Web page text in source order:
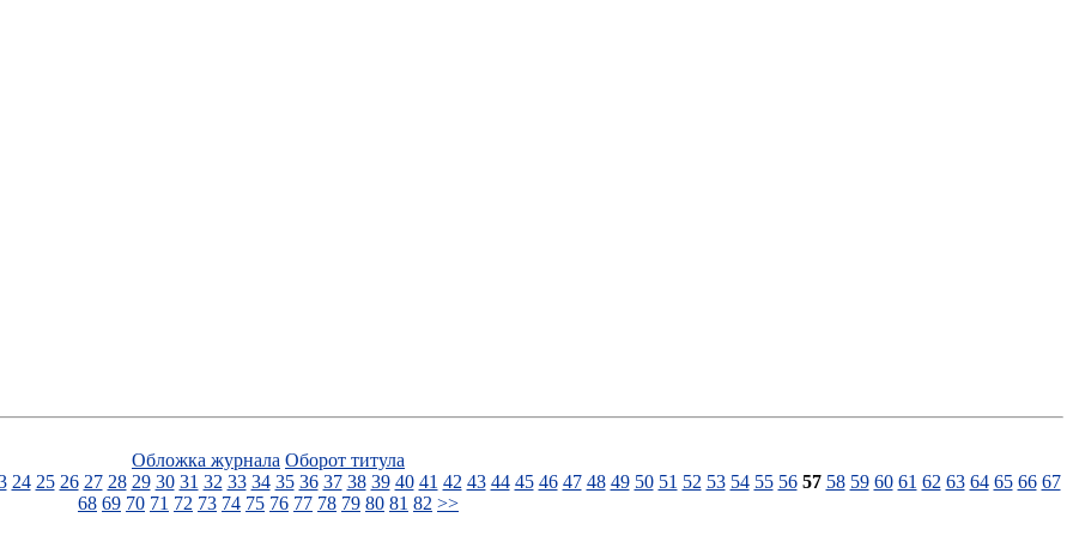
Обложка журнала Оборот титула
24 25 26 27 28 29 30 31 32 33 34 35 36 37 38 39 40 41 42 43 44 45 46 47 48 49 50 51 52 53 54 55 56 57 58 59 60 61 62 63 64 65 66 67
68 69 70 71 72 73 74 75 76 77 78 79 80 81 82 >>